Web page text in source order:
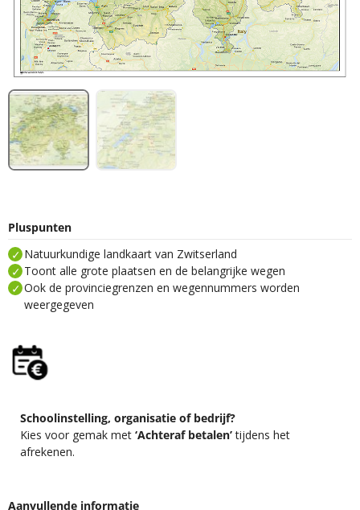
Pluspunten
Natuurkundige landkaart van Zwitserland
Toont alle grote plaatsen en de belangrijke wegen
Ook de provinciegrenzen en wegennummers worden
weergegeven
Schoolinstelling, organisatie of bedrijf?
Kies voor gemak met ‘Achteraf betalen’tijdens het
afrekenen.
Aanvullende informatie